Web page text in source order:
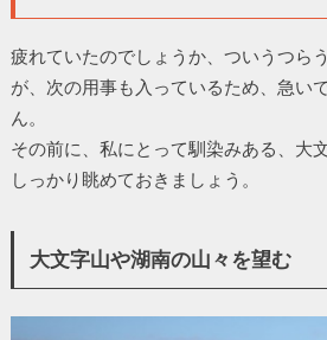
疲れていたのでしょうか、ついうつら
が、次の用事も入っているため、急い
ん。
その前に、私にとって馴染みある、大
しっかり眺めておきましょう。
大文字山や湖南の山々を望む